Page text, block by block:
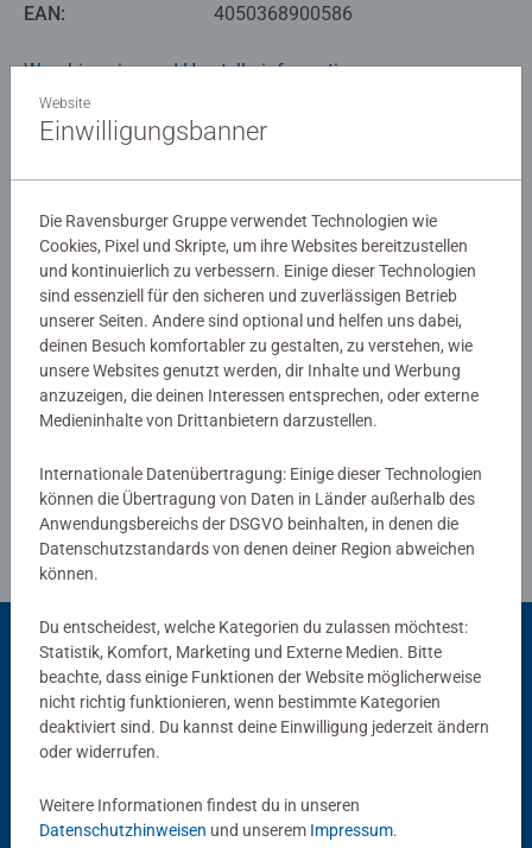
Disney Lorcana ist ein Sammelkartenspiel von
Original und auf neu gestaltete Weise zeigt.
EAN:
4050368900586
Warnhinweise und Herstellerinformation
0/0
Verfasse eine Bewertung
Richtlinien für Bewertungen
Beliebte Auswahl
Andere Kunden mögen auch
Website
Einwilligungsbanner
Die Ravensburger Gruppe verwendet Technologien wie
Cookies, Pixel und Skripte, um ihre Websites bereitzustellen
und kontinuierlich zu verbessern. Einige dieser Technologien
sind essenziell für den sicheren und zuverlässigen Betrieb
unserer Seiten. Andere sind optional und helfen uns dabei,
deinen Besuch komfortabler zu gestalten, zu verstehen, wie
unsere Websites genutzt werden, dir Inhalte und Werbung
anzuzeigen, die deinen Interessen entsprechen, oder externe
Medieninhalte von Drittanbietern darzustellen.
Internationale Datenübertragung: Einige dieser Technologien
können die Übertragung von Daten in Länder außerhalb des
Anwendungsbereichs der DSGVO beinhalten, in denen die
Datenschutzstandards von denen deiner Region abweichen
können.
Du entscheidest, welche Kategorien du zulassen möchtest:
Statistik, Komfort, Marketing und Externe Medien. Bitte
beachte, dass einige Funktionen der Website möglicherweise
nicht richtig funktionieren, wenn bestimmte Kategorien
deaktiviert sind. Du kannst deine Einwilligung jederzeit ändern
oder widerrufen.
Weitere Informationen findest du in unseren
Datenschutzhinweisen und unserem Impressum.